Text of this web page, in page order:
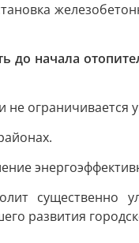
начала
ограничивается
существенно
развития